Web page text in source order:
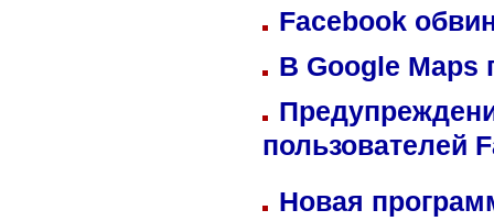
Facebook
В Google Maps
пользователей
Новая